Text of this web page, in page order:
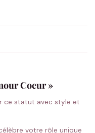
Coeur »
ce statut avec style et
votre rôle unique